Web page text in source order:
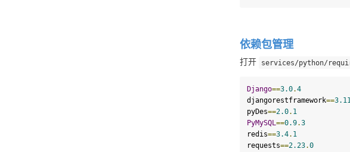
依赖包管理
打开 services/python/
Django==3.0.4
djangorestframework==
pyDes==2.0. 1
PyMySQL==0.9.3
redis==3.4. 1
requests==2.23.0